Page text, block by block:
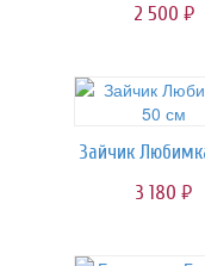
2 500 руб.
3 180 руб.